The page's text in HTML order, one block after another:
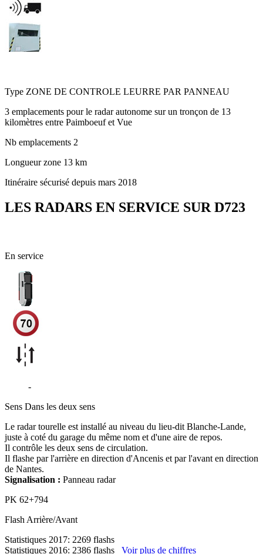
Type ZONE DE CONTROLE LEURRE PAR PANNEAU
3 emplacements pour le radar autonome sur un tronçon de 13
kilomètres entre Paimboeuf et Vue
Nb emplacements 2
Longueur zone 13 km
Itinéraire sécurisé depuis mars 2018
LES RADARS EN SERVICE SUR D723
En service
-
Sens Dans les deux sens
Le radar tourelle est installé au niveau du lieu-dit Blanche-Lande,
juste à coté du garage du même nom et d'une aire de repos.
Il contrôle les deux sens de circulation.
Il flashe par l'arrière en direction d'Ancenis et par l'avant en direction
de Nantes.
Signalisation : Panneau radar
PK 62+794
Flash Arrière/Avant
Statistiques 2017: 2269 flashs
Statistiques 2016: 2386 flashs Voir plus de chiffres